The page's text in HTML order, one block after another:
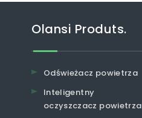
Olansi Produts.
Odświeżacz powietrza
Inteligentny
oczyszczacz powietrza